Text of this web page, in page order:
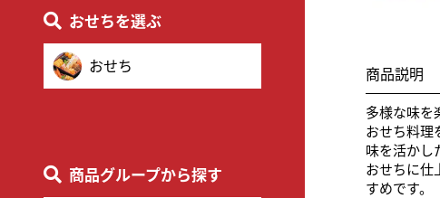
商品説明
多様な味を
おせち料理
味を活かし
おせちに仕
すめです。
おせちを選ぶ
おせち
商品グループから探す